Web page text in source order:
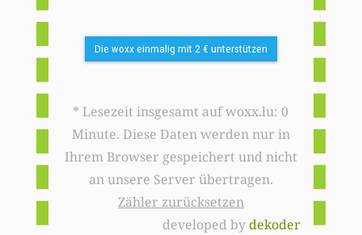
Die woxx einmalig mit 2 € unterstützen
* Lesezeit insgesamt auf woxx.lu: 0
Minute. Diese Daten werden nur in
Ihrem Browser gespeichert und nicht
an unsere Server übertragen.
Zähler zurücksetzen
developed bydekoder